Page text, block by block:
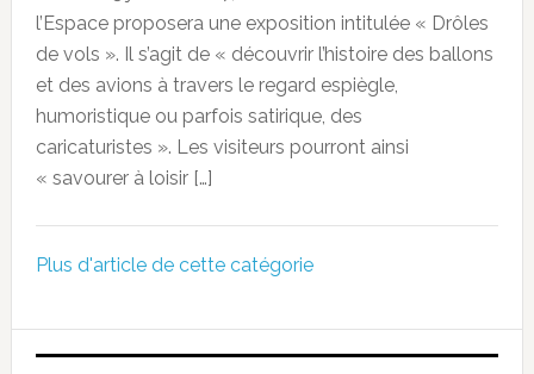
l’Espace proposera une exposition intitulée « Drôles
de vols ». Il s’agit de « découvrir l’histoire des ballons
et des avions à travers le regard espiègle,
humoristique ou parfois satirique, des
caricaturistes ». Les visiteurs pourront ainsi
« savourer à loisir […]
Plus d'article de cette catégorie